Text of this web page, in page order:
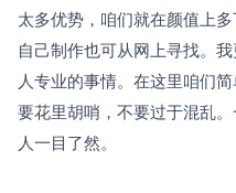
太多优势，咱们就在颜值上
自己制作也可从网上寻找。
人专业的事情。在这里咱们
要花里胡哨，不要过于混乱
人一目了然。